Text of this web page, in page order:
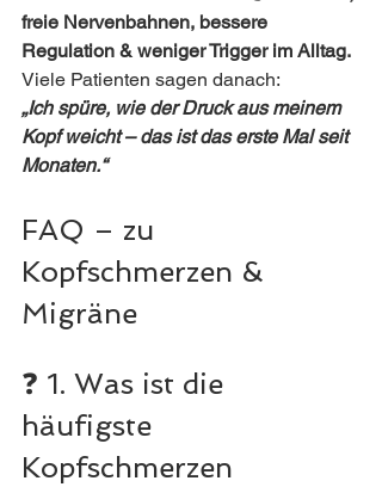
freie Nervenbahnen, bessere
Regulation & weniger Trigger im Alltag.
Viele Patienten sagen danach:
„Ich spüre, wie der Druck aus meinem
Kopf weicht – das ist das erste Mal seit
Monaten.“
FAQ – zu
Kopfschmerzen &
Migräne
❓ 1. Was ist die
häufigste
Kopfschmerzen